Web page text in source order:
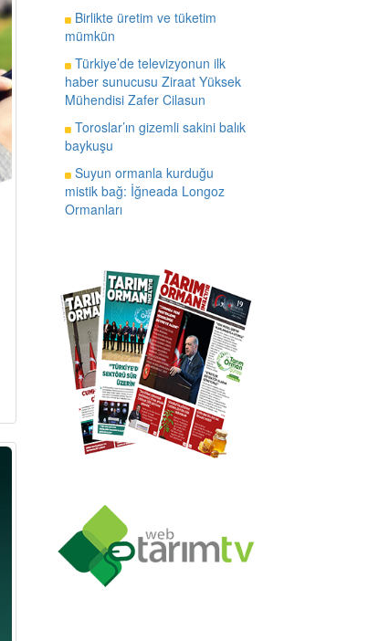
Birlikte üretim ve tüketim
mümkün
Türkiye’de televizyonun ilk
haber sunucusu Ziraat Yüksek
Mühendisi Zafer Cilasun
Toroslar’ın gizemli sakini balık
baykuşu
Suyun ormanla kurduğu
mistik bağ: İğneada Longoz
Ormanları